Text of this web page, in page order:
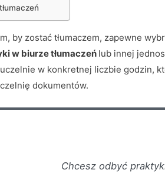
by zostać tłumaczem, zapewne
w biurze tłumaczeń lub innej
w konkretnej liczbie godzin,
dokumentów.
Chcesz odbyć